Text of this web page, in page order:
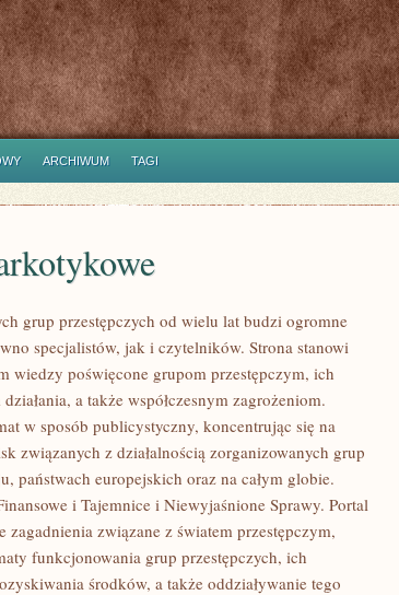
ARCHIWUM TAGI
grup przestępczych od wielu lat budzi ogromne
specjalistów, jak i czytelników. Strona stanowi
wiedzy poświęcone grupom przestępczym, ich
a także współczesnym zagrożeniom.
w sposób publicystyczny, koncentrując się na
związanych z działalnością zorganizowanych grup
państwach europejskich oraz na całym globie.
i Tajemnice i Niewyjaśnione Sprawy. Portal
zagadnienia związane z światem przestępczym,
funkcjonowania grup przestępczych, ich
środków, a także oddziaływanie tego